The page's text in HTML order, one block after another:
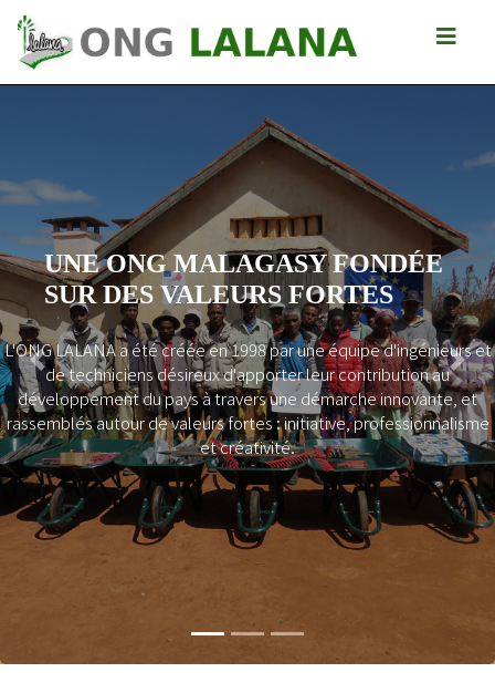
UNE ONG MALAGASY FONDÉE
SUR DES VALEURS FORTES
L'ONG LALANA a été créée en 1998 par une équipe d'ingénieurs et
de techniciens désireux d'apporter leur contribution au
développement du pays à travers une démarche innovante, et
rassemblés autour de valeurs fortes : initiative, professionnalisme
et créativité.
Previous Next